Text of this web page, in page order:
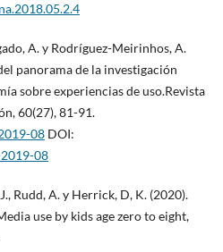
A. y Rodríguez-Meirinhos, A.
panorama de la investigación
sobre experiencias de uso.Revista
60(27), 81-91.
08DOI:
08
Rudd, A. y Herrick, D, K. (2020).
use by kids age zero to eight,